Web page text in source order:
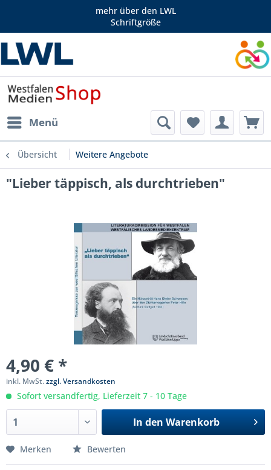
mehr über den LWL
Schriftgröße
Menü
Übersicht Weitere Angebote
"Lieber täppisch, als durchtrieben"
4,90 € *
inkl. MwSt.zzgl. Versandkosten
Sofort versandfertig, Lieferzeit 7 - 10 Tage
In den Warenkorb
Merken Bewerten